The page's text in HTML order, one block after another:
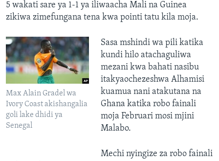
5 wakati sare ya 1-1 ya iliwaacha Mali na Guinea
zikiwa zimefungana tena kwa pointi tatu kila moja.
Max Alain Gradel wa
Ivory Coast akishangalia
goli lake dhidi ya
Senegal
Sasa mshindi wa pili katika
kundi hilo atachaguliwa
mezani kwa bahati nasibu
itakyaochezeshwa Alhamisi
kuamua nani atakutana na
Ghana katika robo fainali
moja Februari mosi mjini
Malabo.
Mechi nyingize za robo fainali